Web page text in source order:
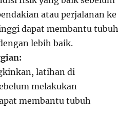
atau perjalanan ke
dapat membantu tubuh
lebih baik.
latihan di
melakukan
membantu tubuh